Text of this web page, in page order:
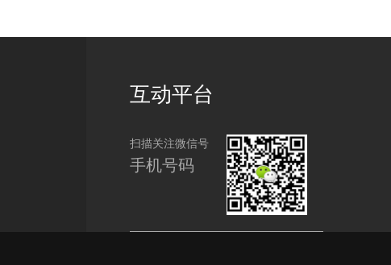
互动平台
扫描关注微信号
手机号码